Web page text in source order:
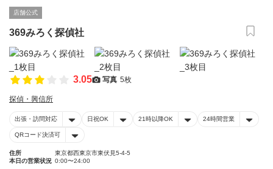
店舗公式
369みろく探偵社
3.05 写真 5枚
探偵・興信所
出張・訪問対応 日祝OK 21時以降OK 24時間営業
QRコード決済可
住所
東京都西東京市東伏見5-4-5
本日の営業状況 0:00〜24:00